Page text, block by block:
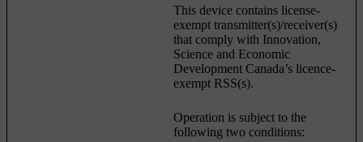
This device contains license-
exempt transmitter(s)/receiver(s)
that comply with Innovation,
Science and Economic
Development Canada’s licence-
exempt RSS(s).
Operation is subject to the
following two conditions: